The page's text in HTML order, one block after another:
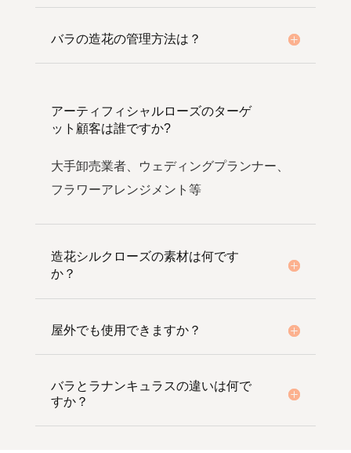
バラの造花の管理方法は？
アーティフィシャルローズのターゲ
ット顧客は誰ですか?
大手卸売業者、ウェディングプランナー、
フラワーアレンジメント等
造花シルクローズの素材は何です
か？
屋外でも使用できますか？
バラとラナンキュラスの違いは何で
すか？